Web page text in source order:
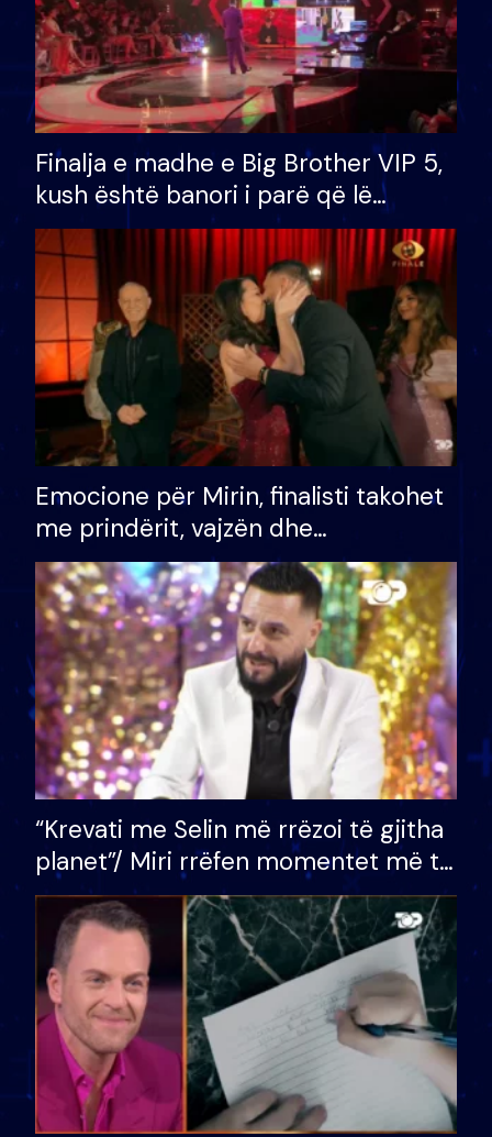
Finalja e madhe e Big Brother VIP 5,
kush është banori i parë që lë
shtëpinë dhe humb mundësinë për
të fituar çmimin e madh
Emocione për Mirin, finalisti takohet
me prindërit, vajzën dhe
bashkëshorten: S’kemi ndonjë letër
divorci apo jo?
“Krevati me Selin më rrëzoi të gjitha
planet”/ Miri rrëfen momentet më të
bukura në shtëpinë e BB VIP: Do më
mungojë zilja e mëngjesit kur…